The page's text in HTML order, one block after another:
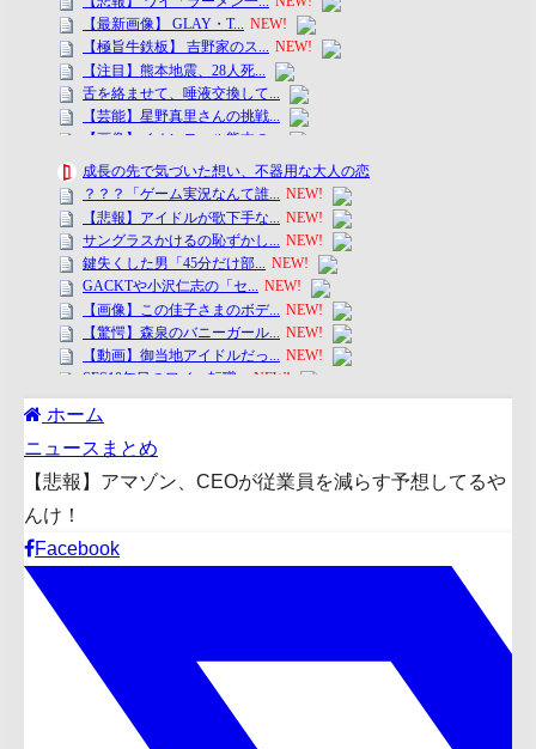
ホーム
ニュースまとめ
【悲報】アマゾン、CEOが従業員を減らす予想してるや
んけ！
Facebook